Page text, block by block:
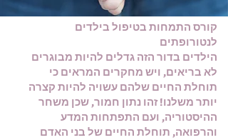
קורס התמחות בטיפול בילדים
לנטורופתים
הילדים בדור הזה גדלים להיות מבוגרים
לא בריאים, ויש מחקרים המראים כי
תוחלת החיים שלהם עשויה להיות קצרה
יותר משלנו! זהו נתון חמור, שכן משחר
ההיסטוריה, ועם התפתחות המדע
והרפואה, תוחלת החיים של בני האדם